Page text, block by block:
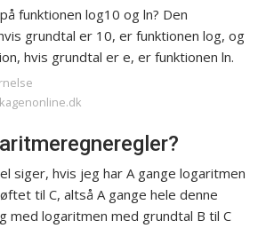
funktionen log10 og ln? Den
grundtal er 10, er funktionen log, og
hvis grundtal er e, er funktionen ln.
siger, hvis jeg har A gange logaritmen
til C, altså A gange hele denne
med logaritmen med grundtal B til C